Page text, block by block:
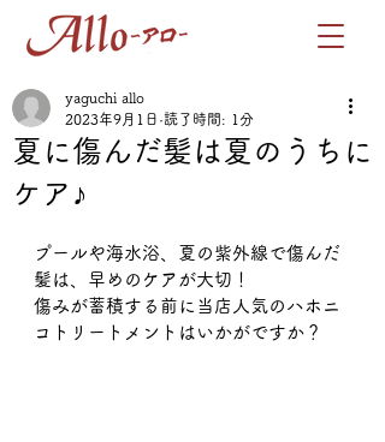
夏に傷んだ髪は夏のうちに
ケア♪
yaguchi allo
2023年9月1日 読了時間: 1分
プールや海水浴、夏の紫外線で傷んだ
髪は、早めのケアが大切！
傷みが蓄積する前に当店人気のハホニ
コトリートメントはいかがですか？